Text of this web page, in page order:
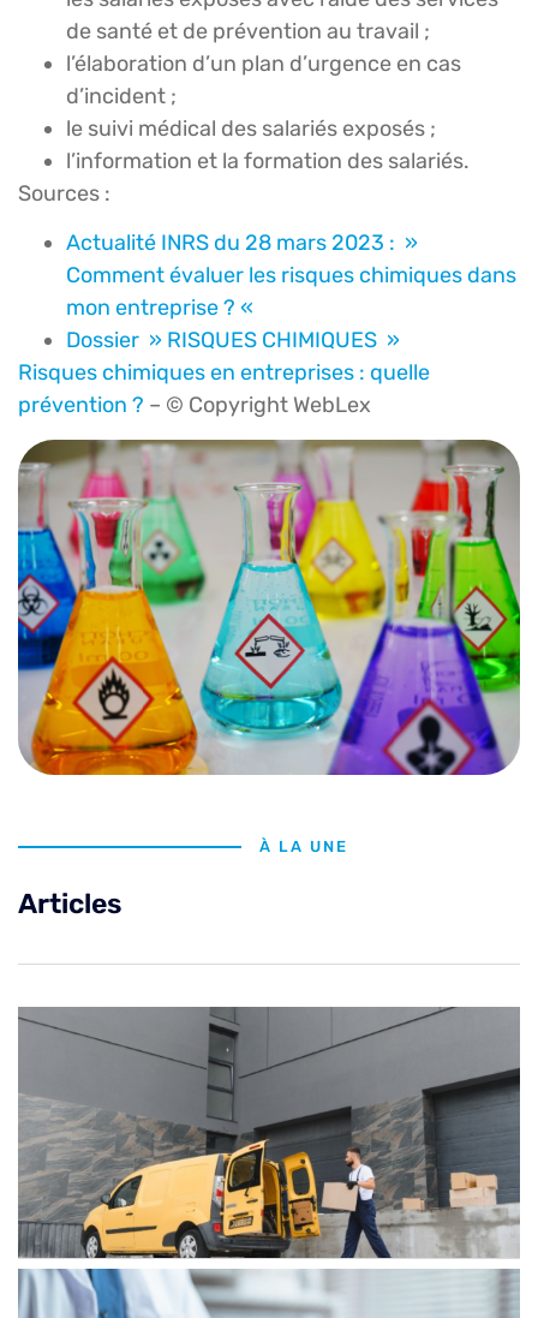
de santé et de prévention au travail ;
l’élaboration d’un plan d’urgence en cas
d’incident ;
le suivi médical des salariés exposés ;
l’information et la formation des salariés.
Sources :
Actualité INRS du 28 mars 2023 : »
Comment évaluer les risques chimiques dans
mon entreprise ? «
Dossier » RISQUES CHIMIQUES »
Risques chimiques en entreprises : quelle
prévention ? – © Copyright WebLex
À LA UNE
Articles